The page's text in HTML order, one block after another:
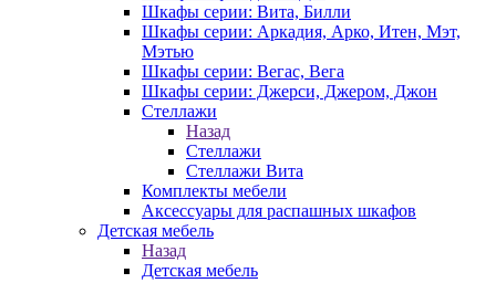
Шкафы серии: Вита, Билли
Шкафы серии: Аркадия, Арко, Итен, Мэт,
Мэтью
Шкафы серии: Вегас, Вега
Шкафы серии: Джерси, Джером, Джон
Стеллажи
Назад
Стеллажи
Стеллажи Вита
Комплекты мебели
Аксессуары для распашных шкафов
Детская мебель
Назад
Детская мебель